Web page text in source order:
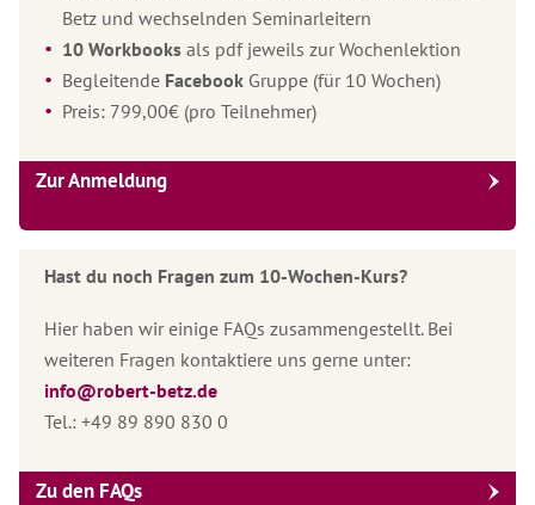
Betz und wechselnden Seminarleitern
10 Workbooks als pdf jeweils zur Wochenlektion
Begleitende Facebook Gruppe (für 10 Wochen)
Preis: 799,00€ (pro Teilnehmer)
Zur Anmeldung
Hast du noch Fragen zum 10-Wochen-Kurs?
Hier haben wir einige FAQs zusammengestellt. Bei
weiteren Fragen kontaktiere uns gerne unter:
info@robert-betz.de
Tel.: +49 89 890 830 0
Zu den FAQs